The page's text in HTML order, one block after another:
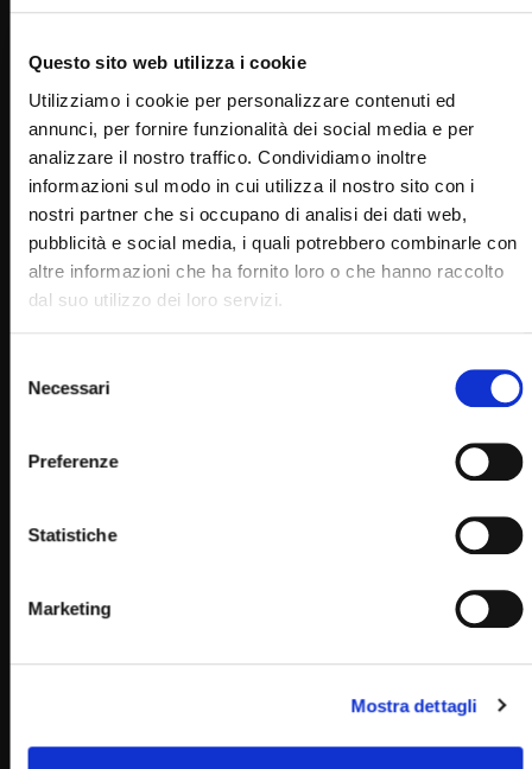
Questo sito web utilizza i cookie
Utilizziamo i cookie per personalizzare contenuti ed
annunci, per fornire funzionalità dei social media e per
analizzare il nostro traffico. Condividiamo inoltre
informazioni sul modo in cui utilizza il nostro sito con i
nostri partner che si occupano di analisi dei dati web,
pubblicità e social media, i quali potrebbero combinarle con
altre informazioni che ha fornito loro o che hanno raccolto
dal suo utilizzo dei loro servizi.
delNecessari
Preferenze
Statistiche
Marketing
Mostra dettagli
01:11:20
Santo Rosario con i giovani – 3 maggio 2023
STAFF
03/05/2023
8.4K 292
0
7.3K